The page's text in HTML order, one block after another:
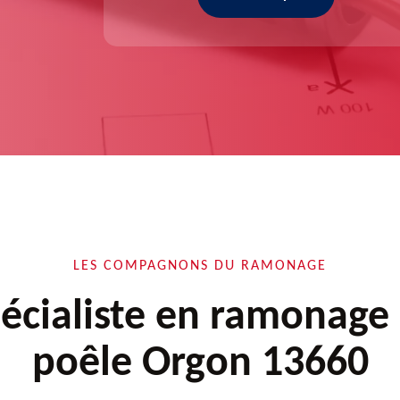
LES COMPAGNONS DU RAMONAGE
en ramonage
poêle Orgon 13660